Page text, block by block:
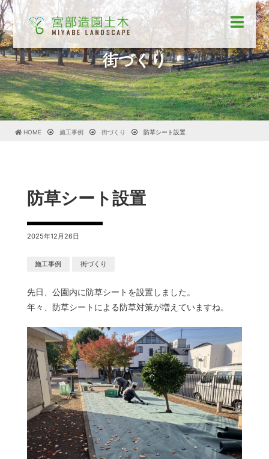
街づくり
HOME 施工事例 街づくり 防草シート設置
防草シート設置
2025年12月26日
施工事例 街づくり
先日、公園内に防草シートを設置しました。
年々、防草シートによる防草対策が増えていますね。